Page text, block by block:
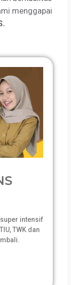
menggapai
intensif
TWK dan